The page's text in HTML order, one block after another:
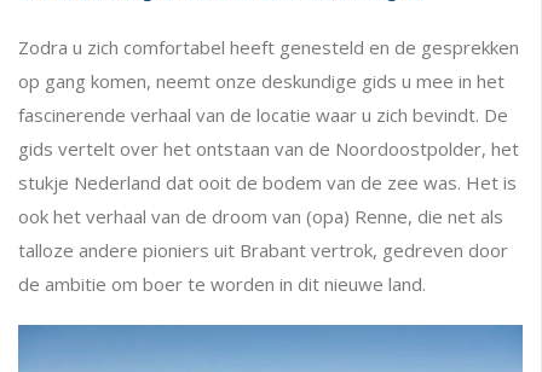
Zodra u zich comfortabel heeft genesteld en de gesprekken
op gang komen, neemt onze deskundige gids u mee in het
fascinerende verhaal van de locatie waar u zich bevindt. De
gids vertelt over het ontstaan van de Noordoostpolder, het
stukje Nederland dat ooit de bodem van de zee was. Het is
ook het verhaal van de droom van (opa) Renne, die net als
talloze andere pioniers uit Brabant vertrok, gedreven door
de ambitie om boer te worden in dit nieuwe land.